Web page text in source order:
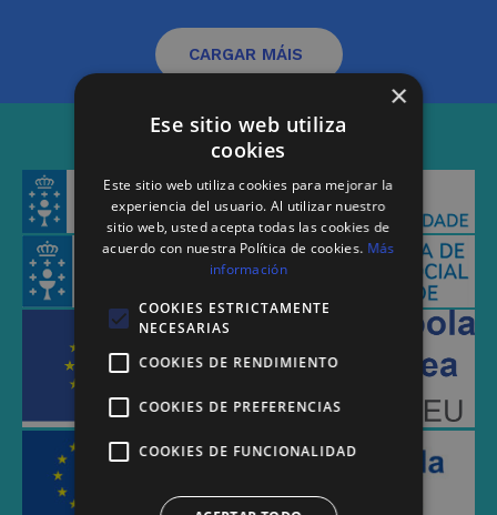
CARGAR MÁIS
×
Ese sitio web utiliza
cookies
Este sitio web utiliza cookies para mejorar la
experiencia del usuario. Al utilizar nuestro
sitio web, usted acepta todas las cookies de
acuerdo con nuestra Política de cookies. Más
información
COOKIES ESTRICTAMENTE
NECESARIAS
COOKIES DE RENDIMIENTO
COOKIES DE PREFERENCIAS
COOKIES DE FUNCIONALIDAD